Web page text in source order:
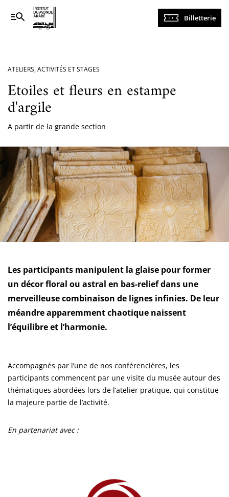
Navigation
principale
Billetterie
ATELIERS, ACTIVITÉS ET STAGES
Etoiles et fleurs en estampe
d'argile
A partir de la grande section
Les participants manipulent la glaise pour former
un décor floral ou astral en bas-relief dans une
merveilleuse combinaison de lignes infinies. De leur
méandre apparemment chaotique naissent
l’équilibre et l’harmonie.
Accompagnés par l’une de nos conférencières, les
participants commencent par une visite du musée autour des
thématiques abordées lors de l’atelier pratique, qui constitue
la majeure partie de l’activité.
En partenariat avec :